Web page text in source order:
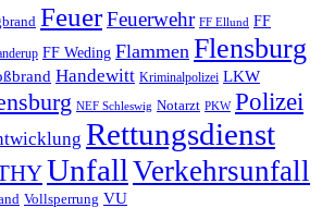
FeuerFeuerwehr FF Ellund FF
FF Weding Flammen Flensburg
Handewitt Kriminalpolizei LKW
NEF Schleswig Notarzt PKW Polizei
Rettungsdienst
Unfall Verkehrsunfall
Vollsperrung VU